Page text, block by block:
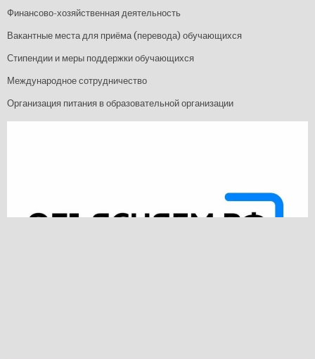
Финансово-хозяйственная деятельность
Вакантные места для приёма (перевода) обучающихся
Стипендии и меры поддержки обучающихся
Международное сотрудничество
Организация питания в образовательной организации